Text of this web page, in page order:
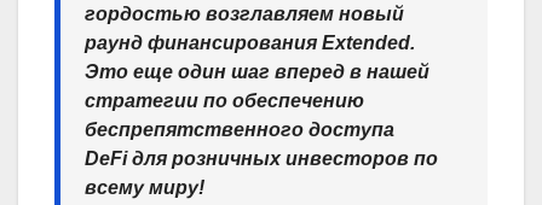
гордостью возглавляем новый
раунд финансирования Extended.
Это еще один шаг вперед в нашей
стратегии по обеспечению
беспрепятственного доступа
DeFi для розничных инвесторов по
всему миру!